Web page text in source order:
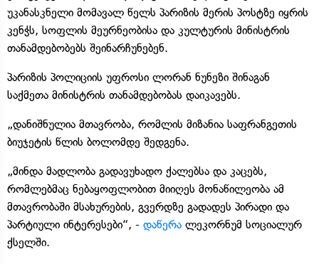
უკანასკნელი მომავალ წელს პარიზის მერის პოსტზე იყრის
კენჭს, სოფლის მეურნეობისა და კულტურის მინისტრის
თანამდებობებს შეინარჩუნებენ.
პარიზის პოლიციის უფროსი ლორან ნუნეზი შინაგან
საქმეთა მინისტრის თანამდებობას დაიკავებს.
„დანიშნულია მთავრობა, რომლის მიზანია საფრანგეთის
ბიუჯეტის წლის ბოლომდე შედგენა.
„მინდა მადლობა გადავუხადო ქალებსა და კაცებს,
რომლებმაც ნებაყოფლობით მიიღეს მონაწილეობა ამ
მთავრობაში მსახურების, გვერდზე გადადეს პირადი და
პარტიული ინტერესები“, - დაწერა ლეკორნუმ სოციალურ
ქსელში.